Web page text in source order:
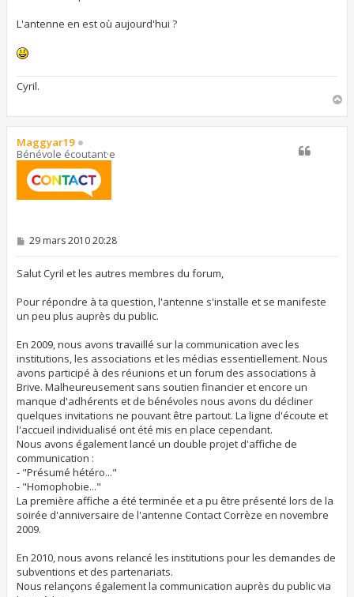
L'antenne en est où aujourd'hui ?
Cyril.
u
Maggyar19
Bénévole écoutant·e
M
s
e
29 mars 2010 20:28
Salut Cyril et les autres membres du forum,
Pour répondre à ta question, l'antenne s'installe et se manifeste
un peu plus auprès du public.
En 2009, nous avons travaillé sur la communication avec les
institutions, les associations et les médias essentiellement. Nous
avons participé à des réunions et un forum des associations à
Brive. Malheureusement sans soutien financier et encore un
manque d'adhérents et de bénévoles nous avons du décliner
quelques invitations ne pouvant être partout. La ligne d'écoute et
l'accueil individualisé ont été mis en place cependant.
Nous avons également lancé un double projet d'affiche de
communication :
- "Présumé hétéro..."
- "Homophobie..."
La première affiche a été terminée et a pu être présenté lors de la
soirée d'anniversaire de l'antenne Contact Corrèze en novembre
2009.
En 2010, nous avons relancé les institutions pour les demandes de
subventions et des partenariats.
Nous relançons également la communication auprès du public via